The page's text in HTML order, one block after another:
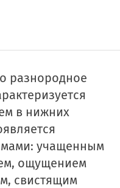
разнородное
в нижних
учащенным
ощущением
свистящим